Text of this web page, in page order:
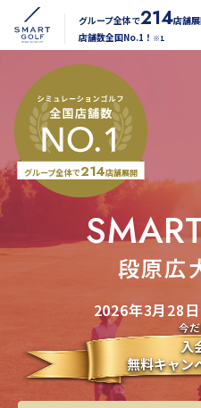
グループ全体で214店舗
店舗数全国No.1！ ※1
グループ全体で214店舗展開
段原広
2026年3月28
今だ
入
無料キャン